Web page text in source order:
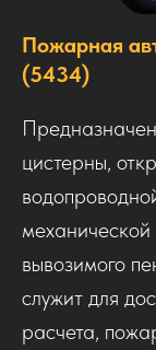
Пожарная
(5434)
цистерны,
вывозимого
служит для
расчета,